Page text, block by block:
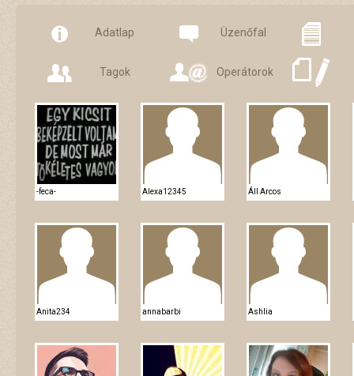
Adatlap Üzenőfal
Tagok Operátorok
-feca- Alexa12345 Áll Arcos
Anita234 annabarbi Ashlia